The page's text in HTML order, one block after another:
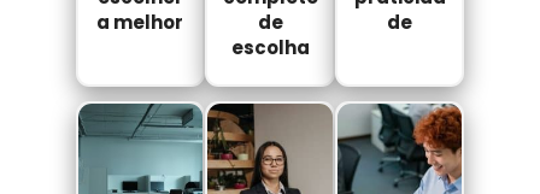
a melhor
de
escolha
de